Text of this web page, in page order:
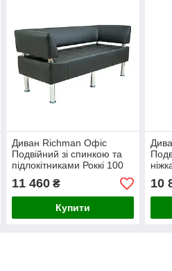
Диван Richman Офіс
Подвійний зі спинкою та
підлокітниками Роккі 100
11 460₴
Купити
10